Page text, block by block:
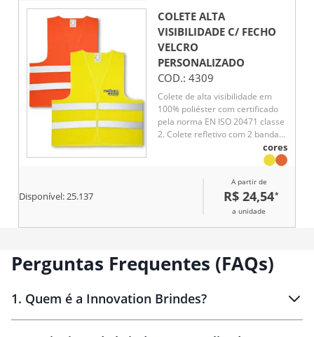
COLETE ALTA
VISIBILIDADE C/ FECHO
VELCRO
PERSONALIZADO
COD.: 4309
Colete de alta visibilidade em
100% poliéster com certificado
pela norma EN ISO 20471 classe
2. Colete refletivo com 2 bandas
refletoras horizontais e abertura
frontal com fecho de velcro
cores
Disponível:25.137
A partir de
R$ 24,54*
a unidade
Perguntas Frequentes (FAQs)
1. Quem é a Innovation Brindes?